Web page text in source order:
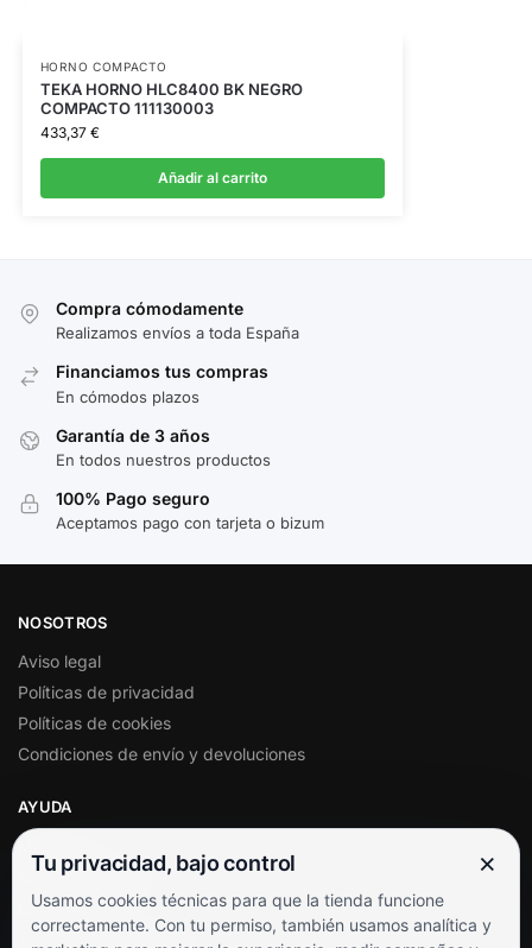
HORNO COMPACTO
TEKA HORNO HLC8400 BK NEGRO
COMPACTO 111130003
433,37 €
Añadir al carrito
Compra cómodamente
Realizamos envíos a toda España
Financiamos tus compras
En cómodos plazos
Garantía de 3 años
En todos nuestros productos
100% Pago seguro
Aceptamos pago con tarjeta o bizum
NOSOTROS
Aviso legal
Políticas de privacidad
Políticas de cookies
Condiciones de envío y devoluciones
AYUDA
Soporte al cliente
Contacto
Términos y condiciones
Tu privacidad, bajo control ×
Usamos cookies técnicas para que la tienda funcione
correctamente. Con tu permiso, también usamos analítica y